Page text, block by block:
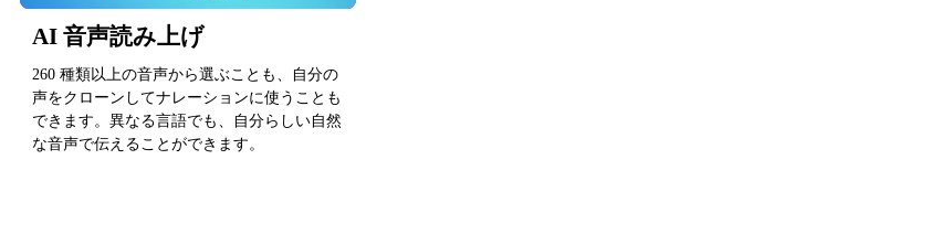
AI 音声読み上げ
260 種類以上の音声から選ぶことも、自分の
声をクローンしてナレーションに使うことも
できます。異なる言語でも、自分らしい自然
な音声で伝えることができます。